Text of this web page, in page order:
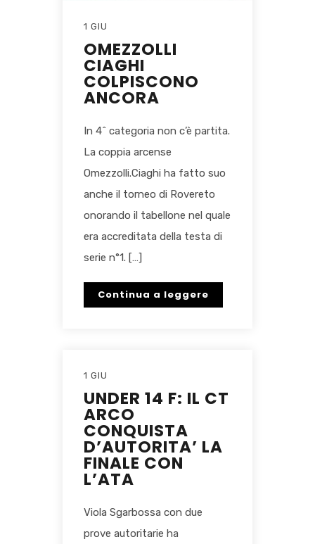
1 GIU
OMEZZOLLI
CIAGHI
COLPISCONO
ANCORA
In 4^ categoria non c’è partita.
La coppia arcense
Omezzolli.Ciaghi ha fatto suo
anche il torneo di Rovereto
onorando il tabellone nel quale
era accreditata della testa di
serie n°1. […]
Continua a leggere
1 GIU
UNDER 14 F: IL CT
ARCO
CONQUISTA
D’AUTORITA’ LA
FINALE CON
L’ATA
Viola Sgarbossa con due
prove autoritarie ha